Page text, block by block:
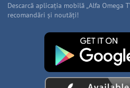
Descarcă aplicația mobilă „Alfa Omega
recomandări și noutăți!